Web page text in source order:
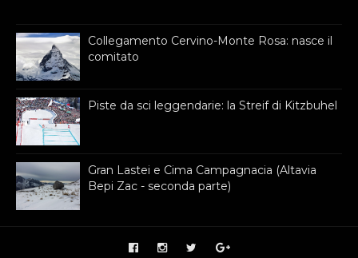
Collegamento Cervino-Monte Rosa: nasce il
comitato
Piste da sci leggendarie: la Streif di Kitzbuhel
Gran Lastei e Cima Campagnacia (Altavia
Bepi Zac - seconda parte)